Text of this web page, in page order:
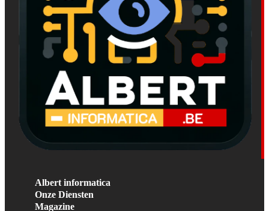
Albert informatica
Onze Diensten
Magazine